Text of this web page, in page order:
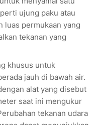
ujung paku atau
luas permukaan yang
tekanan yang
khusus untuk
jauh di bawah air.
alat yang disebut
saat ini mengukur
tekanan udara